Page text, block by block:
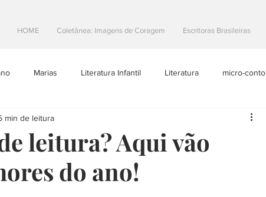
HOME Coletânea: Imagens de Coragem Escritoras Brasileiras
Marias Literatura Infantil Literatura micro-conto
Escritoras Brasileiras
teatro Na Estrada
leitura? Aqui vão
do ano!
min de leitura